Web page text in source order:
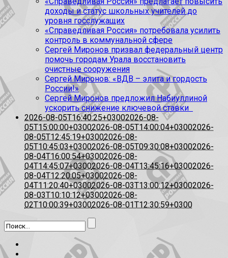
доходы и статус школьных учителей до
уровня госслужащих
«Справедливая Россия» потребовала усилить
контроль в коммунальной сфере
Сергей Миронов призвал федеральный центр
помочь городам Урала восстановить
очистные сооружения
Сергей Миронов: «ВДВ – элита и гордость
России!»
Сергей Миронов предложил Набиуллиной
ускорить снижение ключевой ставки
2026-08-05T16:40:25+03002026-08-
05T15:00:00+03002026-08-05T14:00:04+03002026-
08-05T12:45:19+03002026-08-
05T10:45:03+03002026-08-05T09:30:08+03002026-
08-04T16:00:54+03002026-08-
04T14:45:07+03002026-08-04T13:45:16+03002026-
08-04T12:20:05+03002026-08-
04T11:20:40+03002026-08-03T13:00:12+03002026-
08-03T10:10:12+03002026-08-
02T10:00:39+03002026-08-01T12:30:59+0300